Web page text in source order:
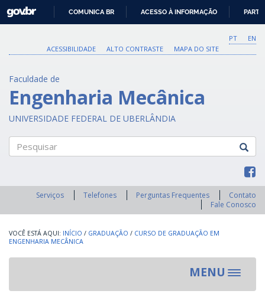
O
CONTEÚDO
GOVBR
COMUNICA BR ACESSO À INFORMAÇÃO
PT
EN
ACESSIBILIDADE
ALTO CONTRASTE MAPA DO SITE
Faculdade de
Engenharia Mecânica
UNIVERSIDADE FEDERAL DE UBERLÂNDIA
Serviços Telefones Perguntas Frequentes
Contato
Fale Conosco
INÍCIO / GRADUAÇÃO / CURSO DE GRADUAÇÃO EM
ENGENHARIA MECÂNICA
MENU
Toggle